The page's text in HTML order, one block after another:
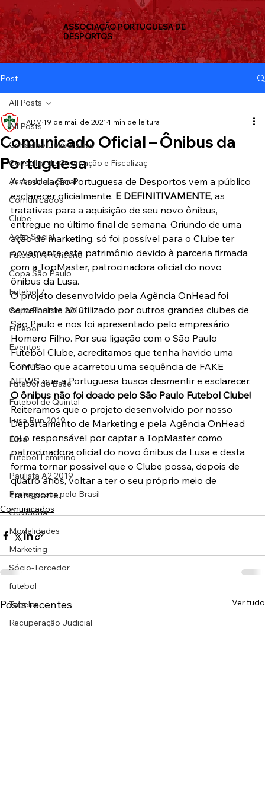
ASSOCIAÇÃO PORTUGUESA DE
DESPORTOS
Post
All Posts
Conselho Deliberativo
Conselho de Orientação e Fiscalizaç
Assembleia Geral
Comunicados
Clube
Ação Social
Futebol Americano
Copa São Paulo
Futebol 7
Copa Paulista 2019
Futebol
Eventos
E-sports
Futebol de Base
Futebol de Quintal
Lusa Run 2019
Lusa
Futebol Feminino
Paulista A2 2019
Portuguesas pelo Brasil
Ouvidoria
Modalidades
Marketing
Sócio-Torcedor
futebol
Tabelas
Recuperação Judicial
All Posts
Comunicado Oficial – Ônibus da
Portuguesa
ADM 19 de mai. de 2021 1 min de leitura
A Associação Portuguesa de Desportos vem a público
esclarecer oficialmente, E DEFINITIVAMENTE, as
tratativas para a aquisição de seu novo ônibus,
entregue no último final de semana. Oriundo de uma
ação de marketing, só foi possível para o Clube ter
novamente este patrimônio devido à parceria firmada
com a TopMaster, patrocinadora oficial do novo
ônibus da Lusa.
O projeto desenvolvido pela Agência OnHead foi
semelhante ao utilizado por outros grandes clubes de
São Paulo e nos foi apresentado pelo empresário
Homero Filho. Por sua ligação com o São Paulo
Futebol Clube, acreditamos que tenha havido uma
confusão que acarretou uma sequência de FAKE
NEWS que a Portuguesa busca desmentir e esclarecer.
O ônibus não foi doado pelo São Paulo Futebol Clube!
Reiteramos que o projeto desenvolvido por nosso
Departamento de Marketing e pela Agência OnHead
foi o responsável por captar a TopMaster como
patrocinadora oficial do novo ônibus da Lusa e desta
forma tornar possível que o Clube possa, depois de
quatro anos, voltar a ter o seu próprio meio de
transporte.
Comunicados
Posts recentes Ver tudo